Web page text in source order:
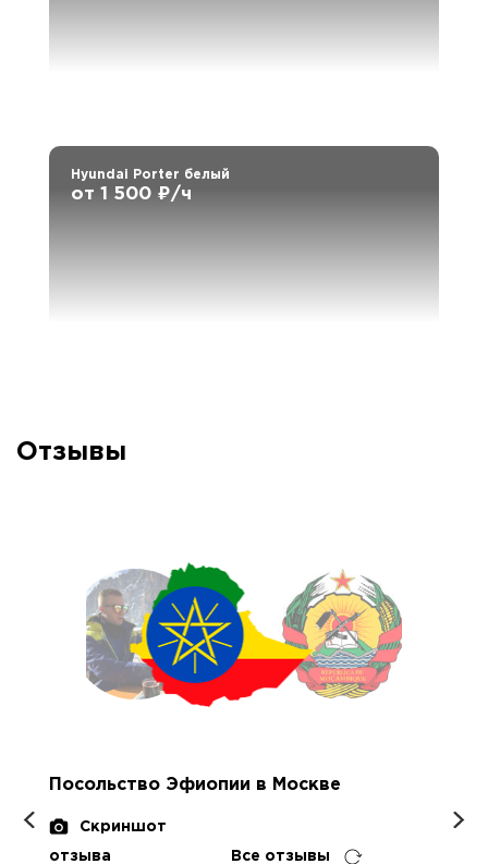
Hyundai Porter белый
от 1 500 ₽/ч
Отзывы
Посольство Эфиопии в Москве
Скриншот
отзыва Все отзывы